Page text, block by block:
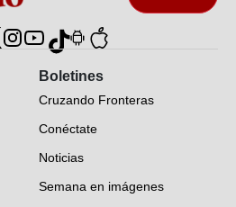
Boletines
Cruzando Fronteras
Conéctate
Noticias
Semana en imágenes